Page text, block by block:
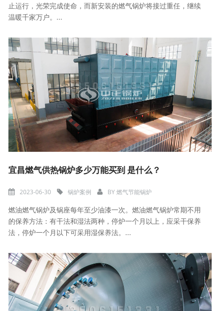
止运行，光荣完成使命，而新安装的燃气锅炉将接过重任，继续
温暖千家万户。...
宜昌燃气供热锅炉多少万能买到 是什么？
2023-06-30 锅炉案例 BY燃气节能锅炉
燃油燃气锅炉及锅座每年至少油漆一次。燃油燃气锅炉常期不用
的保养方法：有干法和湿法两种，停炉一个月以上，应采干保养
法，停炉一个月以下可采用湿保养法。...